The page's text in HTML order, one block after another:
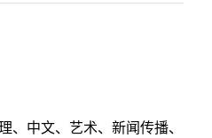
中文、艺术、新闻传播、